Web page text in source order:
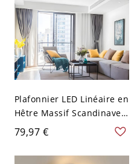
Plafonnier LED Linéaire en
Hêtre Massif Scandinave,
Luminaire Minimaliste -
110 V-120 V 59,69 cm
Blanc
79,97 €